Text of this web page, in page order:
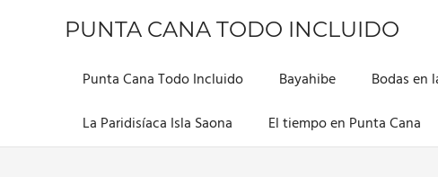
PUNTA CANA TODO INCLUIDO
sobre
hermoso
Punta Cana Todo Incluido Bayahibe Bodas en
La Paridisíaca Isla Saona
El tiempo en Punta Cana